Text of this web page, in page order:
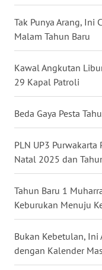
Tak Punya Arang, Ini
Malam Tahun Baru
Kawal Angkutan
29 Kapal Patroli
Beda Gaya Pesta
PLN UP3
Natal 2025 dan
Tahun Baru 1
Keburukan Menuju
Bukan Kebetulan, Ini
dengan Kalender
WN
BABEL
WN
SUMBAR
WN
SUMSEL
BENGKULU
WN
LAMPUNG
WN
JATENG